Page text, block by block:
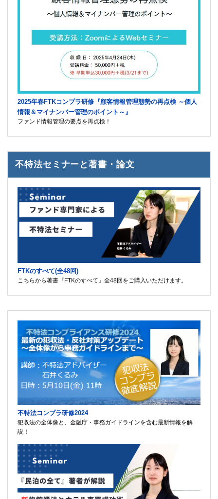
2025年春FTKコンプラ研修『顧客情報管理態勢の再点検 ～個人
情報＆マイナンバー管理のポイント～』
ファンド情報管理の要点を再点検！
不特法セミナーと著書・論文
FTKのすべて(全48回)
こちらから著書『FTKのすべて』全48回をご購入いただけます。
不特法コンプラ研修2024
犯収法の全体像と、金融庁・事務ガイドラインを含む最新情報を解
説！